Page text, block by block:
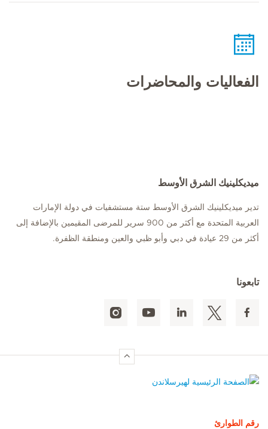
الفعاليات والمحاضرات
ميديكلينيك الشرق الأوسط
تدير ميديكلينيك الشرق الأوسط ستة مستشفيات في دولة الإمارات
العربية المتحدة مع أكثر من 900 سرير للمرضى المقيمين بالإضافة إلى
أكثر من 29 عيادة في دبي وأبو ظبي والعين ومنطقة الظفرة.
تابعونا
رقم الطوارئ